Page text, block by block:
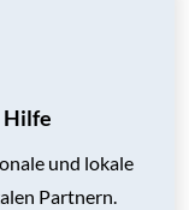
Hilfe
und lokale
Partnern.